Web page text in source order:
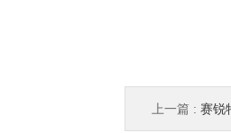
上一篇 : 赛锐